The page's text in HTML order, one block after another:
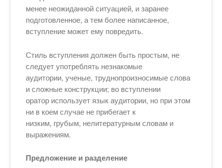
менее неожиданной ситуацией, и заранее
подготовленное, а тем более написанное,
вступление может ему повредить.
Стиль вступления должен быть простым, не
следует употреблять незнакомые
аудитории, ученые, труднопроизносимые слова
и сложные конструкции; во вступлении
оратор использует язык аудитории, но при этом
ни в коем случае не прибегает к
низким, грубым, нелитературным словам и
выражениям.
Предложение и разделение